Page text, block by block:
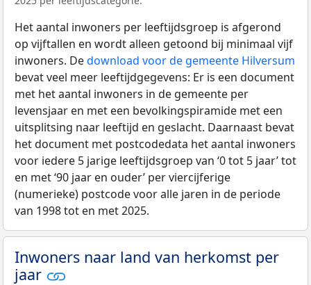
Het aantal inwoners per leeftijdsgroep is afgerond
op vijftallen en wordt alleen getoond bij minimaal vijf
inwoners. Dedownload voor de gemeente Hilversum
bevat veel meer leeftijdgegevens: Er is een document
met het aantal inwoners in de gemeente per
levensjaar en met een bevolkingspiramide met een
uitsplitsing naar leeftijd en geslacht. Daarnaast bevat
het document met postcodedata het aantal inwoners
voor iedere 5 jarige leeftijdsgroep van ‘0 tot 5 jaar’ tot
en met ‘90 jaar en ouder’ per viercijferige
(numerieke) postcode voor alle jaren in de periode
van 1998 tot en met 2025.
Inwoners naar land van herkomst per
jaar